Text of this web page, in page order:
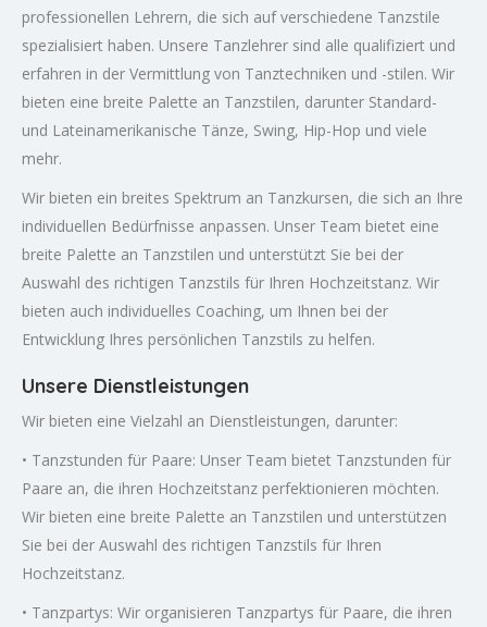
professionellen Lehrern, die sich auf verschiedene Tanzstile
spezialisiert haben. Unsere Tanzlehrer sind alle qualifiziert und
erfahren in der Vermittlung von Tanztechniken und -stilen. Wir
bieten eine breite Palette an Tanzstilen, darunter Standard-
und Lateinamerikanische Tänze, Swing, Hip-Hop und viele
mehr.
Wir bieten ein breites Spektrum an Tanzkursen, die sich an Ihre
individuellen Bedürfnisse anpassen. Unser Team bietet eine
breite Palette an Tanzstilen und unterstützt Sie bei der
Auswahl des richtigen Tanzstils für Ihren Hochzeitstanz. Wir
bieten auch individuelles Coaching, um Ihnen bei der
Entwicklung Ihres persönlichen Tanzstils zu helfen.
Unsere Dienstleistungen
Wir bieten eine Vielzahl an Dienstleistungen, darunter:
• Tanzstunden für Paare: Unser Team bietet Tanzstunden für
Paare an, die ihren Hochzeitstanz perfektionieren möchten.
Wir bieten eine breite Palette an Tanzstilen und unterstützen
Sie bei der Auswahl des richtigen Tanzstils für Ihren
Hochzeitstanz.
• Tanzpartys: Wir organisieren Tanzpartys für Paare, die ihren